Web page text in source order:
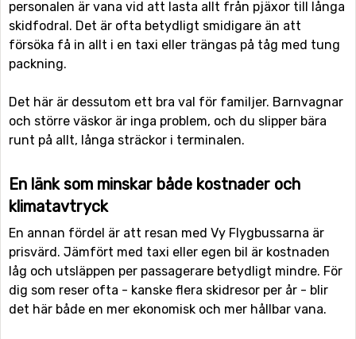
personalen är vana vid att lasta allt från pjäxor till långa
skidfodral. Det är ofta betydligt smidigare än att
försöka få in allt i en taxi eller trängas på tåg med tung
packning.
Det här är dessutom ett bra val för familjer. Barnvagnar
och större väskor är inga problem, och du slipper bära
runt på allt, långa sträckor i terminalen.
En länk som minskar både kostnader och
klimatavtryck
En annan fördel är att resan med Vy Flygbussarna är
prisvärd. Jämfört med taxi eller egen bil är kostnaden
låg och utsläppen per passagerare betydligt mindre. För
dig som reser ofta - kanske flera skidresor per år - blir
det här både en mer ekonomisk och mer hållbar vana.